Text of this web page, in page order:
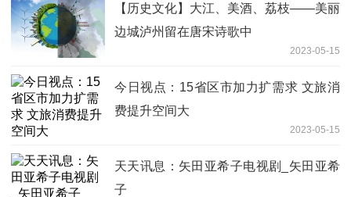
【历史文化】大江、美酒、荔枝——美丽
边城泸州留在唐宋诗歌中
2023-05-15
今日视点：15省区市加力扩需求 文旅消
费提升空间大
2023-05-15
天天讯息：矢田亚希子电视剧_矢田亚希
子